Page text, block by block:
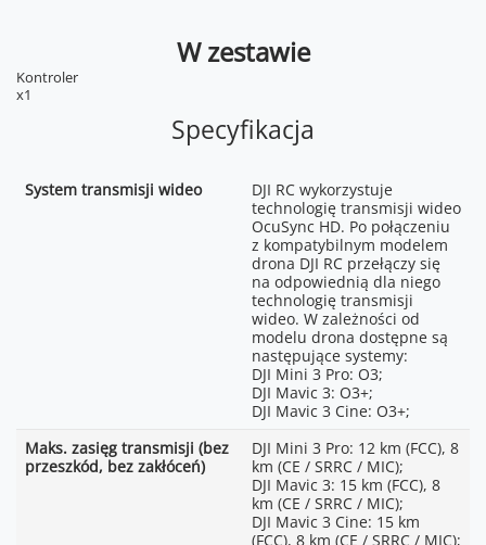
W zestawie
Kontroler
x1
Specyfikacja
System transmisji wideo
DJI RC wykorzystuje
technologię transmisji wideo
OcuSync HD. Po połączeniu
z kompatybilnym modelem
drona DJI RC przełączy się
na odpowiednią dla niego
technologię transmisji
wideo. W zależności od
modelu drona dostępne są
następujące systemy:
DJI Mini 3 Pro: O3;
DJI Mavic 3: O3+;
DJI Mavic 3 Cine: O3+;
Maks. zasięg transmisji (bez
przeszkód, bez zakłóceń)
DJI Mini 3 Pro: 12 km (FCC), 8
km (CE / SRRC / MIC);
DJI Mavic 3: 15 km (FCC), 8
km (CE / SRRC / MIC);
DJI Mavic 3 Cine: 15 km
(FCC), 8 km (CE / SRRC / MIC);